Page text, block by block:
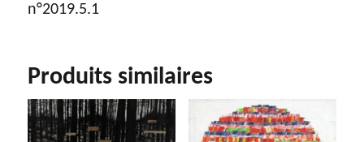
n°2019.5.1
Produits similaires